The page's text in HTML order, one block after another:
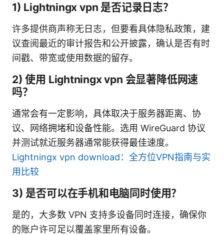
1) Lightningx vpn 是否记录日志？
许多提供商声称无日志，但要看具体隐私政策，建
议查阅最近的审计报告和公开披露，确认是否有时
间戳、带宽或使用数据的留存。
2) 使用 Lightningx vpn 会显著降低网速
吗？
通常会有一定影响，具体取决于服务器距离、协
议、网络拥堵和设备性能。选用 WireGuard 协议
并测试就近服务器通常能获得最佳速度。
Lightningx vpn download：全方位VPN指南与实
用比较
3) 是否可以在手机和电脑同时使用？
是的，大多数 VPN 支持多设备同时连接，确保你
的账户许可足以覆盖家里所有设备。